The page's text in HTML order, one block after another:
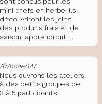
mini chefs en herbe. Ils
découvriront les joies
des produits frais et de
saison, apprendront …
/fr/node/147
Nous ouvrons les ateliers
à des petits groupes de
3 à 5 participants